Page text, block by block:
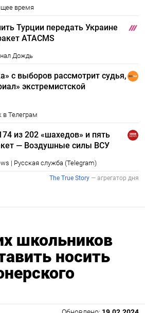
школьников
носить